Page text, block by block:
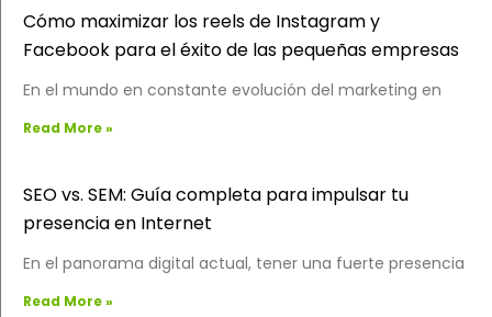
Cómo maximizar los reels de Instagram y
Facebook para el éxito de las pequeñas empresas
En el mundo en constante evolución del marketing en
Read More »
SEO vs. SEM: Guía completa para impulsar tu
presencia en Internet
En el panorama digital actual, tener una fuerte presencia
Read More »